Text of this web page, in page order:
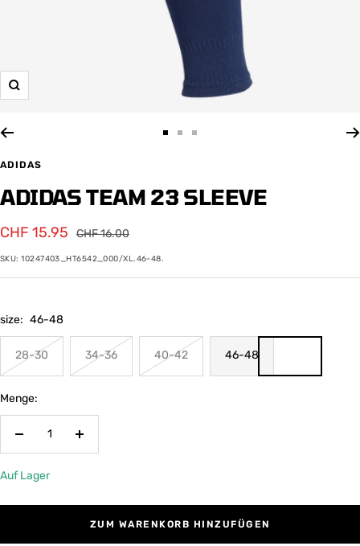
Zoom
gehen
gehen
gehen
ADIDAS
ADIDAS TEAM 23 SLEEVE
Angebotspreis
CHF 15.95
Regulärer
CHF 16.00
SKU:10247403_HT6542_000/XL.46-48.
size: 46-48
28-30 34-36 40-42 46-48
Menge:
Menge
Menge
Auf Lager
ZUM WARENKORB HINZUFÜGEN